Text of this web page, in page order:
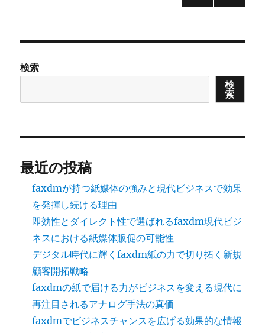
の
ペ
ー
ジ
送
り
検索
検
索
最近の投稿
faxdmが持つ紙媒体の強みと現代ビジネスで効果
を発揮し続ける理由
即効性とダイレクト性で選ばれるfaxdm現代ビジ
ネスにおける紙媒体販促の可能性
デジタル時代に輝くfaxdm紙の力で切り拓く新規
顧客開拓戦略
faxdmの紙で届ける力がビジネスを変える現代に
再注目されるアナログ手法の真価
faxdmでビジネスチャンスを広げる効果的な情報